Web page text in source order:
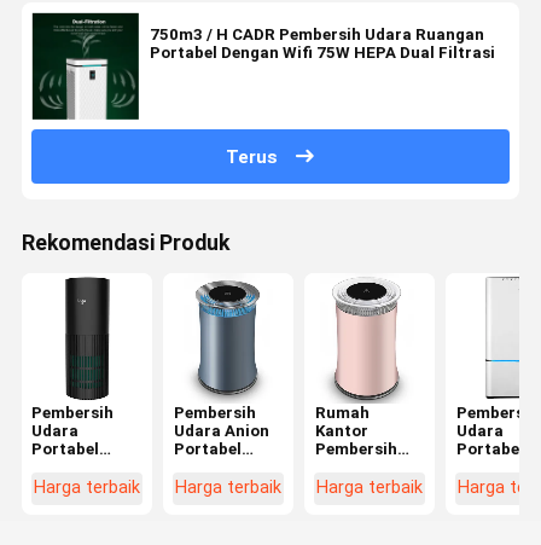
750m3 / H CADR Pembersih Udara Ruangan
Portabel Dengan Wifi 75W HEPA Dual Filtrasi
Terus
Rekomendasi Produk
Pembersih
Udara
Portabel
Ruangan
Harga terbaik
Pembersih
Udara Anion
Portabel
Tangga
Harga terbaik
Rumah
Kantor
Pembersih
Portabel
Harga terbaik
Pembersih
Udara
Portabel
kebisingan
Harga